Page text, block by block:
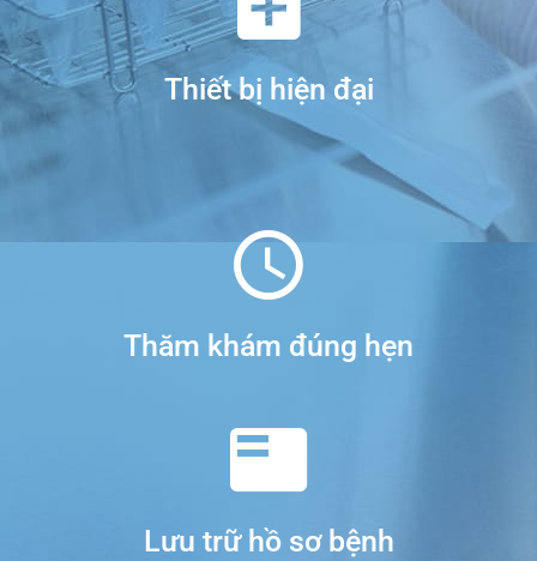
Thiết bị hiện đại
Thăm khám đúng hẹn
Lưu trữ hồ sơ bệnh